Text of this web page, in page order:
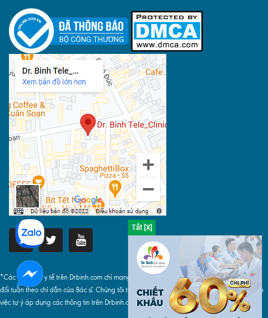
*Các thông tin y tế trên Drbinh.com chỉ mang tính chất tham khảo, khi áp dụng phải tuyệt
đối tuân theo chỉ dẫn của Bác sĩ. Chúng tôi tuyệt đối không chịu bất cứ trách nhiệm nào do
việc tự ý áp dụng các thông tin trên Drbinh.com gây ra.